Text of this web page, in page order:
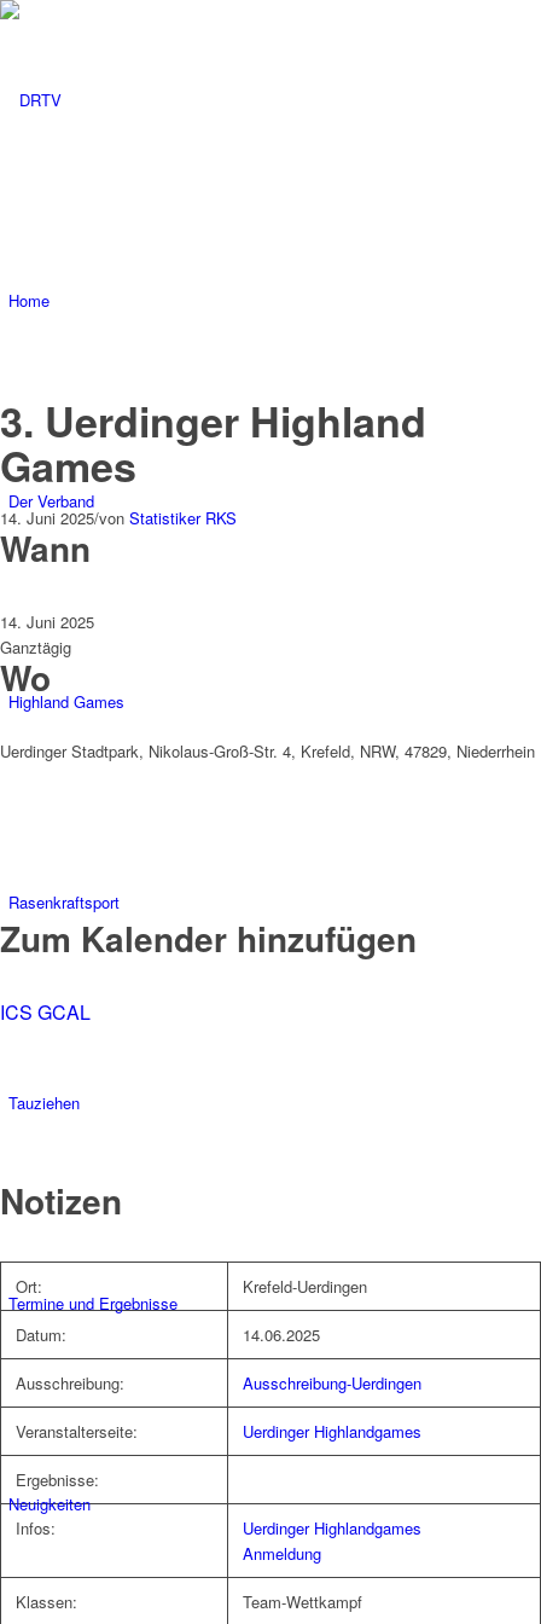
Home
Der Verband
Highland Games
Rasenkraftsport
Tauziehen
Termine und Ergebnisse
Neuigkeiten
3. Uerdinger Highland
Games
14. Juni 2025/von Statistiker RKS
Wann
14. Juni 2025
Ganztägig
Wo
Uerdinger Stadtpark, Nikolaus-Groß-Str. 4, Krefeld, NRW, 47829, Niederrhein
Zum Kalender hinzufügen
ICS GCAL
Notizen
Ort: Krefeld-Uerdingen
Datum: 14.06.2025
Ausschreibung: Ausschreibung-Uerdingen
Veranstalterseite: Uerdinger Highlandgames
Ergebnisse:
Infos:
Uerdinger Highlandgames
Anmeldung
Klassen: Team-Wettkampf